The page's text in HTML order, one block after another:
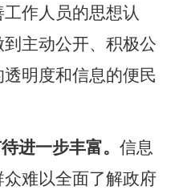
作人员的思想认
主动公开、积极公
明度和信息的便民
进一步丰富。 信息
难以全面了解政府